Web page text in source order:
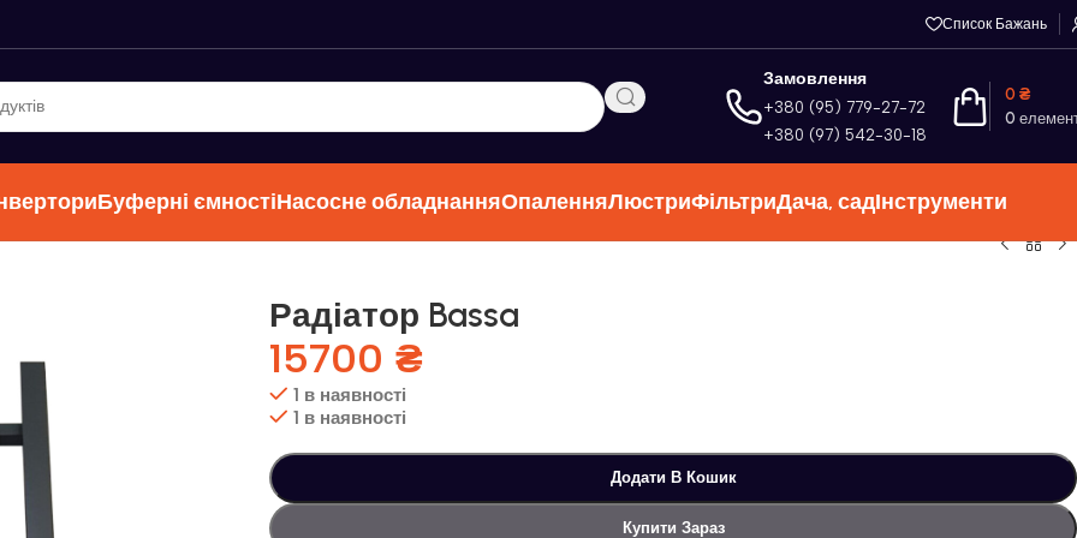
Список Бажань
Замовлення
+380 (95) 779-27-72
+380 (97) 542-30-18
0
0 ₴
Буферні ємностіНасосне обладнанняОпаленняЛюстриФільтриДача, садІнструменти
Радіатор Bassa
15700 ₴
1 в наявності
1 в наявності
Додати В Кошик
Купити Зараз